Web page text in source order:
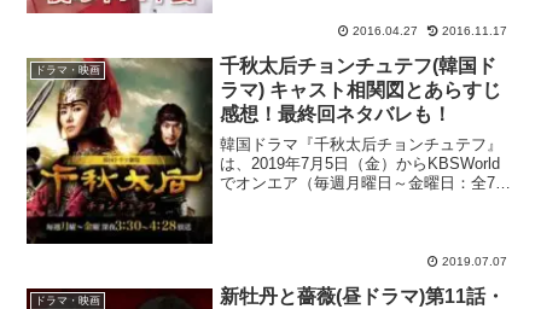
2016.04.27 2016.11.17
ドラマ・映画
千秋太后チョンチュテフ(韓国ド
ラマ) キャスト相関図とあらすじ
感想！最終回ネタバレも！
韓国ドラマ『千秋太后チョンチュテフ』
は、2019年7月5日（金）からKBSWorld
でオンエア（毎週月曜日～金曜日：全78
2019.07.07
ドラマ・映画
新牡丹と薔薇(昼ドラマ)第11話・